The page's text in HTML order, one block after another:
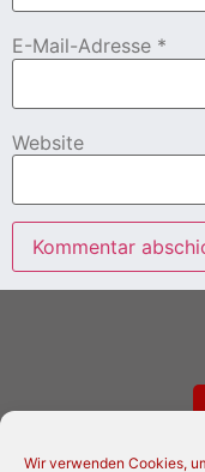
Wir verwenden Cookies,
E-Mail-Adresse *
Website